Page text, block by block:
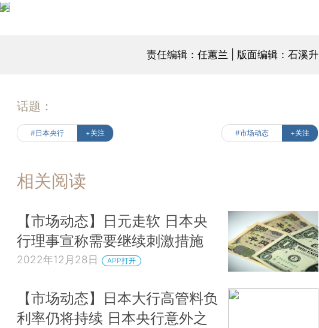
责任编辑：任蕙兰 | 版面编辑：石溪升
话题：
#日本央行 +关注 #市场动态 +关注
相关阅读
【市场动态】日元走软 日本央
行理事宣称需要继续刺激措施
2022年12月28日 APP打开
【市场动态】日本大行高管料负
利率仍将持续 日本央行意外之